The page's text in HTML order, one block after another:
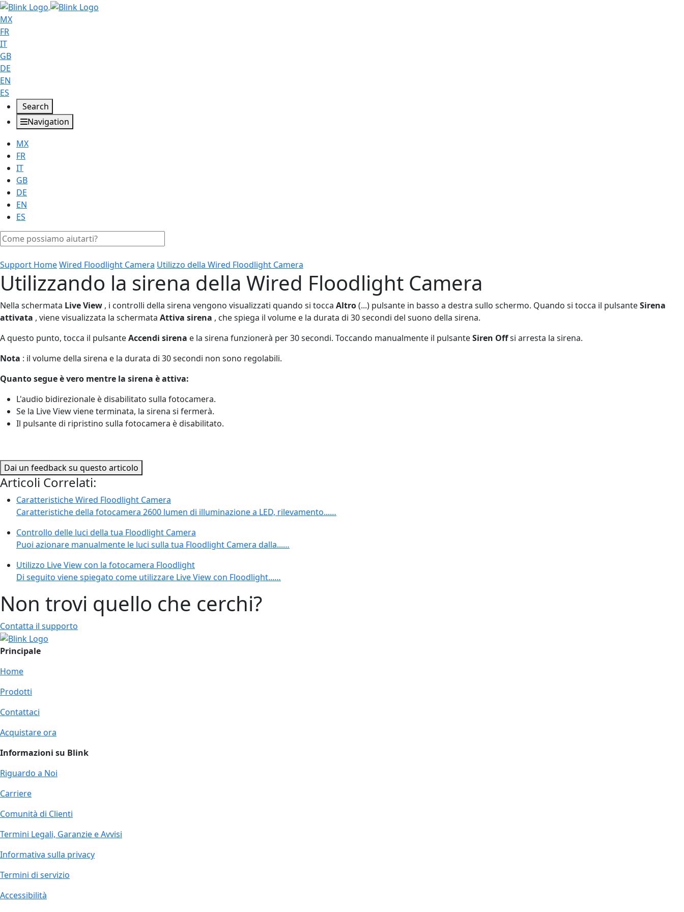
MX
FR
IT
GB
DE
EN
ES
Search
Navigation
MX
FR
IT
GB
DE
EN
ES
Support HomeWired Floodlight Camera Utilizzo della Wired Floodlight Camera
Utilizzando la sirena della Wired Floodlight Camera
Nella schermata Live View , i controlli della sirena vengono visualizzati quando si tocca Altro(...) pulsante in basso a destra sullo schermo. Quando si tocca il pulsanteSirena
attivata , viene visualizzata la schermata Attiva sirena , che spiega il volume e la durata di 30 secondi del suono della sirena.
A questo punto, tocca il pulsanteAccendi sirena e la sirena funzionerà per 30 secondi. Toccando manualmente il pulsanteSiren Offsi arresta la sirena.
Nota : il volume della sirena e la durata di 30 secondi non sono regolabili.
Quanto segueè vero mentre la sirena è attiva:
L'audio bidirezionale è disabilitato sulla fotocamera.
Se la Live View viene terminata, la sirena si fermerà.
Il pulsante di ripristino sulla fotocamera è disabilitato.
Dai un feedback su questo articolo
Articoli Correlati:
Caratteristiche Wired Floodlight Camera
Caratteristiche della fotocamera 2600 lumen di illuminazione a LED, rilevamento...…
Controllo delle luci della tua Floodlight Camera
Puoi azionare manualmente le luci sulla tua Floodlight Camera dalla...…
Utilizzo Live View con la fotocamera Floodlight
Di seguito viene spiegato come utilizzare Live View con Floodlight...…
Non trovi quello che cerchi?
Contatta il supporto
Principale
Home
Prodotti
Contattaci
Acquistare ora
Informazioni su Blink
Riguardo a Noi
Carriere
Comunità di Clienti
Termini Legali, Garanzie e Avvisi
Informativa sulla privacy
Termini di servizio
Accessibilità